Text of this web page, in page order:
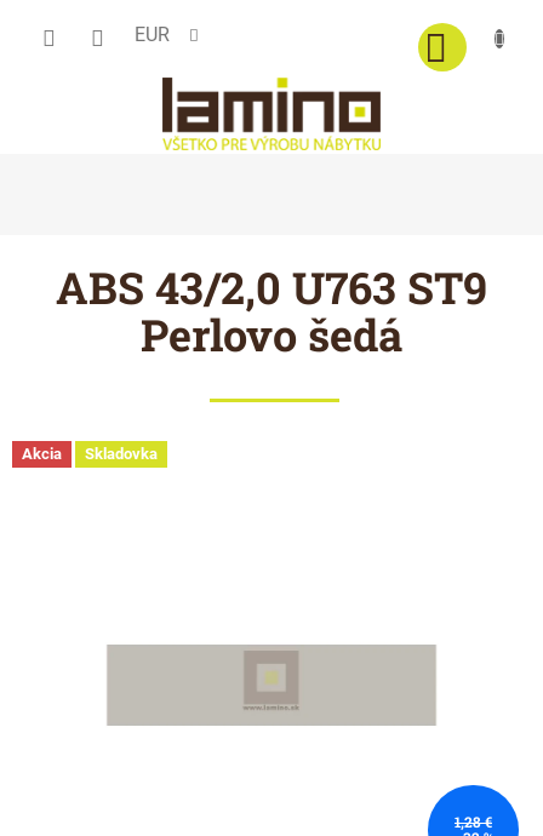
EUR
ABS 43/2,0 U763 ST9
Perlovo šedá
Akcia Skladovka
1,28 €